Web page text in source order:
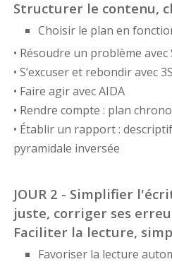
Structurer le contenu,
Choisir le plan en
• Résoudre un problème avec
• S’excuser et rebondir avec
• Faire agir avec AIDA
• Rendre compte : plan
• Établir un rapport :
pyramidale inversée
JOUR 2 - Simplifier
juste, corriger ses
Faciliter la lecture,
Favoriser la lecture